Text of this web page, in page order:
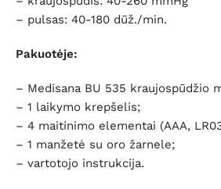
– pulsas: 40-180 dūž./min.
Pakuotėje:
– Medisana BU 535 kraujospūdžio
– 1 laikymo krepšelis;
– 4 maitinimo elementai (AAA,
– 1 manžetė su oro žarnele;
– vartotojo instrukcija.